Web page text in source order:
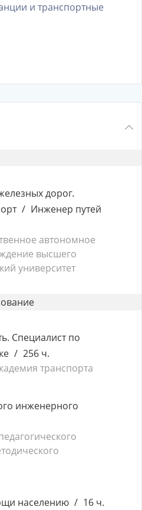
и транспортные
дорог.
Инженер путей
автономное
высшего
университет
Специалист по
256 ч.
транспорта
инженерного
населению
16 ч.